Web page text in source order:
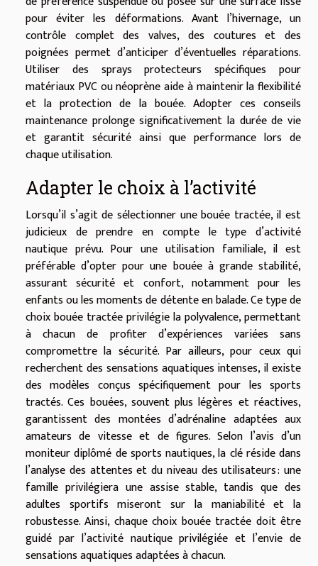
pour éviter les déformations. Avant l’hivernage, un
contrôle complet des valves, des coutures et des
poignées permet d’anticiper d’éventuelles réparations.
Utiliser des sprays protecteurs spécifiques pour
matériaux PVC ou néoprène aide à maintenir la flexibilité
et la protection de la bouée. Adopter ces conseils
maintenance prolonge significativement la durée de vie
et garantit sécurité ainsi que performance lors de
chaque utilisation.
Adapter le choix à l’activité
Lorsqu’il s’agit de sélectionner une bouée tractée, il est
judicieux de prendre en compte le type d’activité
nautique prévu. Pour une utilisation familiale, il est
préférable d’opter pour une bouée à grande stabilité,
assurant sécurité et confort, notamment pour les
enfants ou les moments de détente en balade. Ce type de
choix bouée tractée privilégie la polyvalence, permettant
à chacun de profiter d’expériences variées sans
compromettre la sécurité. Par ailleurs, pour ceux qui
recherchent des sensations aquatiques intenses, il existe
des modèles conçus spécifiquement pour les sports
tractés. Ces bouées, souvent plus légères et réactives,
garantissent des montées d’adrénaline adaptées aux
amateurs de vitesse et de figures. Selon l’avis d’un
moniteur diplômé de sports nautiques, la clé réside dans
l’analyse des attentes et du niveau des utilisateurs : une
famille privilégiera une assise stable, tandis que des
adultes sportifs miseront sur la maniabilité et la
robustesse. Ainsi, chaque choix bouée tractée doit être
guidé par l’activité nautique privilégiée et l’envie de
sensations aquatiques adaptées à chacun.